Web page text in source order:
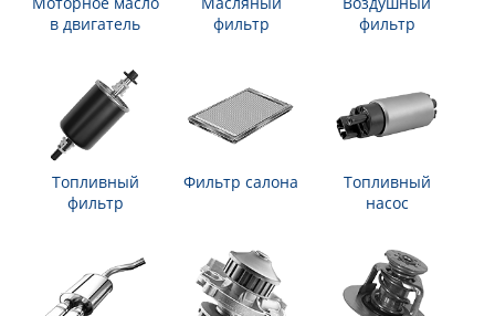
в двигатель
фильтр
фильтр
Топливный
фильтр
Фильтр салона
Топливный
насос